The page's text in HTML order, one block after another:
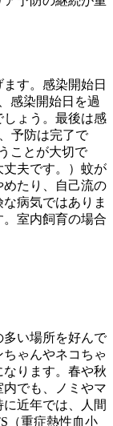
す。感染開始日
感染開始日を過
しょう。最後は感
予防は完了で
ことが大切で
夫です。）蚊が
たり、自己流の
病気ではありま
室内飼育の場合
多い場所を好んで
ゃんやネコちゃ
ります。春や秋
でも、ノミやマ
近年では、人間
（重症熱性血小